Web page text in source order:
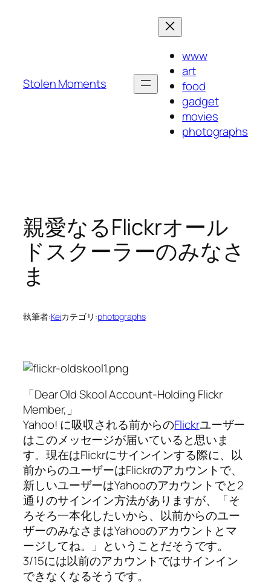
Stolen Moments
www
art
food
gadget
movies
photographs
親愛なるFlickrオール
ドスクーラーのみなさ
ま
執筆者:Keiカテゴリ:photographs
Dear Old Skool Account-Holding Flickr
Member,
Yahoo! に吸収される前からのFlickrユーザー
はこのメッセージが届いていると思いま
す。現在はFlickrにサインインする際に、以
前からのユーザーはFlickrのアカウントで、
新しいユーザーはYahooのアカウントでと2
通りのサインイン方法がありますが、
そ
ろそろ一本化したいから、以前からのユー
ザーのみなさまはYahooのアカウントとマ
ージしてね。
ということだそうです。
3/15には以前のアカウントではサインイン
できなくなるそうです。